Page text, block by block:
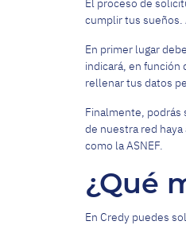
El proceso de
cumplir tus sueños.
En primer lugar
indicará, en función
rellenar tus datos
Finalmente, podrás
de nuestra red
como la ASNEF.
¿Qué
En Credy puedes